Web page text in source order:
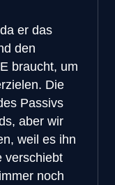
er das
den
braucht, um
Die
Passivs
aber wir
weil es ihn
verschiebt
noch